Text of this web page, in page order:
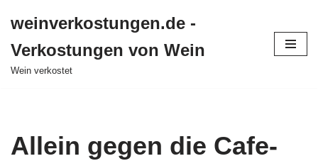
Inhalt
springen
weinverkostungen.de -
Verkostungen von Wein
Wein verkostet
Allein gegen die Cafe-